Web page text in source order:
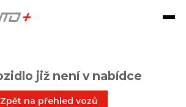
již není v nabídce
Zpět na přehled vozů